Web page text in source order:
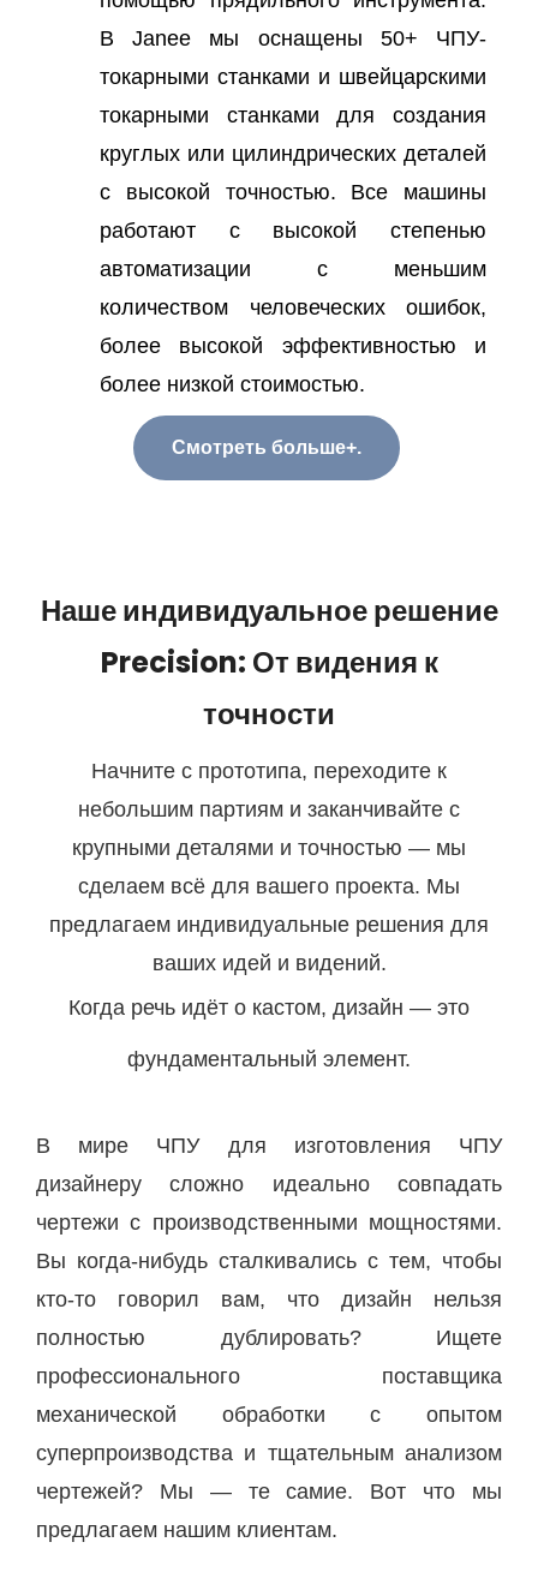
В Janee мы оснащены 50+ ЧПУ-
токарными станками и швейцарскими
токарными станками для создания
круглых или цилиндрических деталей
с высокой точностью. Все машины
работают с высокой степенью
автоматизации с меньшим
количеством человеческих ошибок,
более высокой эффективностью и
более низкой стоимостью.
Смотреть больше+.
Наше индивидуальное решение
Precision: От видения к
точности
Начните с прототипа, переходите к
небольшим партиям и заканчивайте с
крупными деталями и точностью — мы
сделаем всё для вашего проекта. Мы
предлагаем индивидуальные решения для
ваших идей и видений.
Когда речь идёт о кастом, дизайн — это
фундаментальный элемент.
В мире ЧПУ для изготовления ЧПУ
дизайнеру сложно идеально совпадать
чертежи с производственными мощностями.
Вы когда-нибудь сталкивались с тем, чтобы
кто-то говорил вам, что дизайн нельзя
полностью дублировать? Ищете
профессионального поставщика
механической обработки с опытом
суперпроизводства и тщательным анализом
чертежей? Мы — те самие. Вот что мы
предлагаем нашим клиентам.